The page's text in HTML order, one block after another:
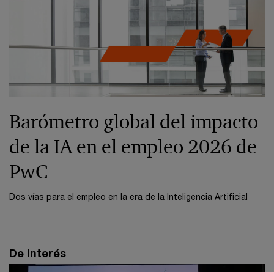
Barómetro global del impacto
de la IA en el empleo 2026 de
PwC
Dos vías para el empleo en la era de la Inteligencia Artificial
De interés